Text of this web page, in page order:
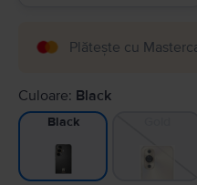
Plătește cu
Culoare: Black
Black